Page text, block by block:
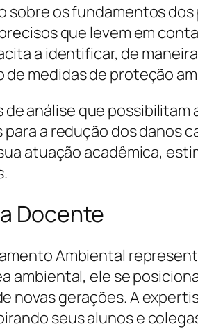
os fundamentos
que levem em
a identificar, de
medidas de proteção
análise que possibilitam
a redução dos danos
atuação acadêmica,
Docente
Ambiental
ambiental, ele se
novas gerações. A
seus alunos e